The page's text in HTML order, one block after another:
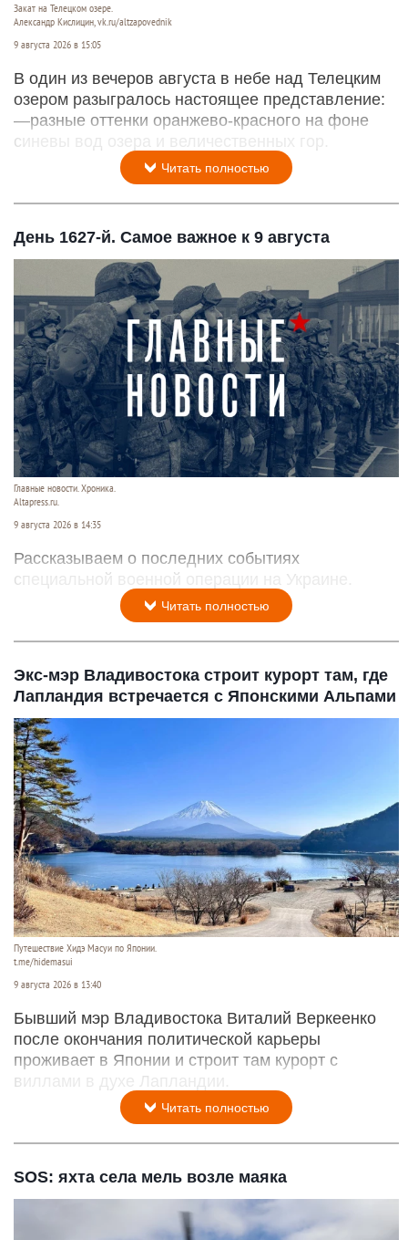
Закат на Телецком озере.
Александр Кислицин, vk.ru/altzapovednik
9 августа 2026 в 15:05
В один из вечеров августа в небе над Телецким
озером разыгралось настоящее представление:
—разные оттенки оранжево-красного на фоне
синевы вод озера и величественных гор.
Читать полностью
День 1627-й. Самое важное к 9 августа
Главные новости. Хроника.
Altapress.ru.
9 августа 2026 в 14:35
Рассказываем о последних событиях
специальной военной операции на Украине.
Читать полностью
Экс-мэр Владивостока строит курорт там, где
Лапландия встречается с Японскими Альпами
Путешествие Хидэ Масуи по Японии.
t.me/hidemasui
9 августа 2026 в 13:40
Бывший мэр Владивостока Виталий Веркеенко
после окончания политической карьеры
проживает в Японии и строит там курорт с
виллами в духе Лапландии.
Читать полностью
SOS: яхта села мель возле маяка